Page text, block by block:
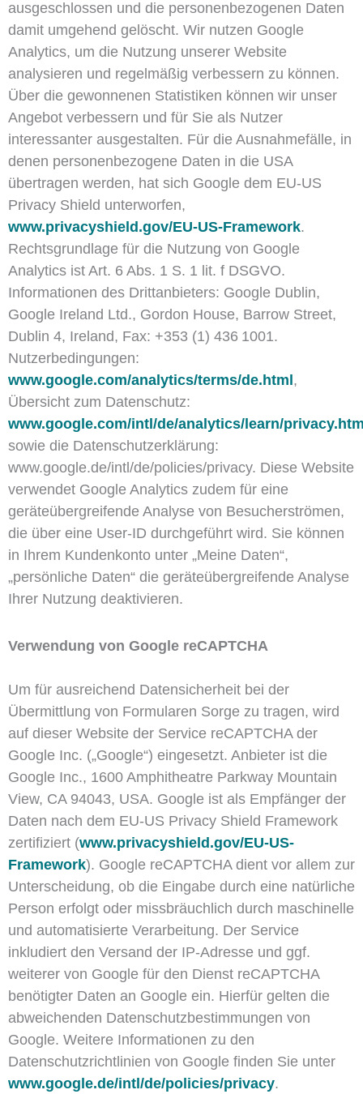
ausgeschlossen und die personenbezogenen Daten
damit umgehend gelöscht. Wir nutzen Google
Analytics, um die Nutzung unserer Website
analysieren und regelmäßig verbessern zu können.
Über die gewonnenen Statistiken können wir unser
Angebot verbessern und für Sie als Nutzer
interessanter ausgestalten. Für die Ausnahmefälle, in
denen personenbezogene Daten in die USA
übertragen werden, hat sich Google dem EU-US
Privacy Shield unterworfen,
www.privacyshield.gov/EU-US-Framework.
Rechtsgrundlage für die Nutzung von Google
Analytics ist Art. 6 Abs. 1 S. 1 lit. f DSGVO.
Informationen des Drittanbieters: Google Dublin,
Google Ireland Ltd., Gordon House, Barrow Street,
Dublin 4, Ireland, Fax: +353 (1) 436 1001.
Nutzerbedingungen:
www.google.com/analytics/terms/de.html,
Übersicht zum Datenschutz:
www.google.com/intl/de/analytics/learn/
sowie die Datenschutzerklärung:
www.google.de/intl/de/policies/privacy. Diese Website
verwendet Google Analytics zudem für eine
geräteübergreifende Analyse von Besucherströmen,
die über eine User-ID durchgeführt wird. Sie können
in Ihrem Kundenkonto unter „Meine Daten“,
„persönliche Daten“ die geräteübergreifende Analyse
Ihrer Nutzung deaktivieren.
Verwendung von Google reCAPTCHA
Um für ausreichend Datensicherheit bei der
Übermittlung von Formularen Sorge zu tragen, wird
auf dieser Website der Service reCAPTCHA der
Google Inc. („Google“) eingesetzt. Anbieter ist die
Google Inc., 1600 Amphitheatre Parkway Mountain
View, CA 94043, USA. Google ist als Empfänger der
Daten nach dem EU-US Privacy Shield Framework
zertifiziert (www.privacyshield.gov/EU-US-
Framework). Google reCAPTCHA dient vor allem zur
Unterscheidung, ob die Eingabe durch eine natürliche
Person erfolgt oder missbräuchlich durch maschinelle
und automatisierte Verarbeitung. Der Service
inkludiert den Versand der IP-Adresse und ggf.
weiterer von Google für den Dienst reCAPTCHA
benötigter Daten an Google ein. Hierfür gelten die
abweichenden Datenschutzbestimmungen von
Google. Weitere Informationen zu den
Datenschutzrichtlinien von Google finden Sie unter
www.google.de/intl/de/policies/privacy.